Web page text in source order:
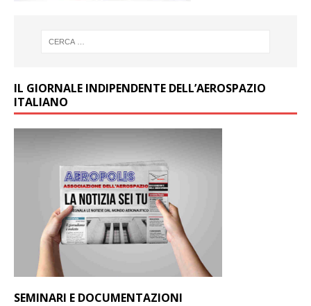
IL GIORNALE INDIPENDENTE DELL’AEROSPAZIO
ITALIANO
SEMINARI E DOCUMENTAZIONI